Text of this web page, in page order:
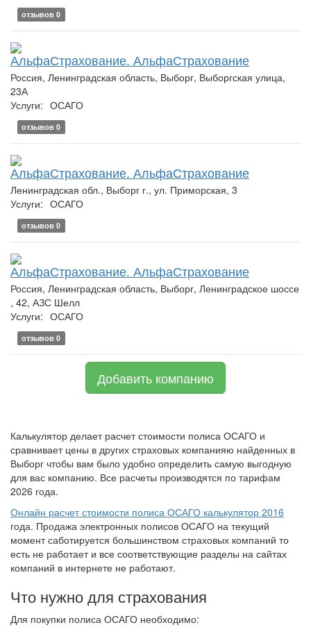
отзывов 0
АльфаСтрахование. АльфаСтрахование
Россия, Ленинградская область, Выборг, Выборгская улица,
23А
Услуги: ОСАГО
отзывов 0
АльфаСтрахование. АльфаСтрахование
Ленинградская обл., Выборг г., ул. Приморская, 3
Услуги: ОСАГО
отзывов 0
АльфаСтрахование. АльфаСтрахование
Россия, Ленинградская область, Выборг, Ленинградское шоссе
, 42, АЗС Шелл
Услуги: ОСАГО
отзывов 0
Добавить компанию
Калькулятор делает расчет стоимости полиса ОСАГО и
сравнивает цены в других страховых компанияю найденных в
Выборг чтобы вам было удобно определить самую выгодную
для вас компанию. Все расчеты производятся по тарифам
2026 года.
Онлайн расчет стоимости полиса ОСАГО калькулятор 2016
года. Продажа электронных полисов ОСАГО на текущий
момент саботируется большинством страховых компаний то
есть не работает и все соответствующие разделы на сайтах
компаний в интернете не работают.
Что нужно для страхования
Для покупки полиса ОСАГО необходимо: